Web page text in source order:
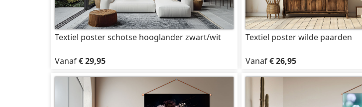
Textiel poster schotse hooglander zwart/wit
Vanaf€ 29,95
Textiel poster wilde paarden
Vanaf€ 26,95